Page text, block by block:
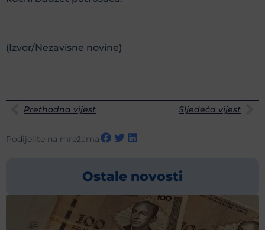
(Izvor/Nezavisne novine)
Prethodna vijest Sljedeća vijest
Podijelite na mrežama
Ostale novosti